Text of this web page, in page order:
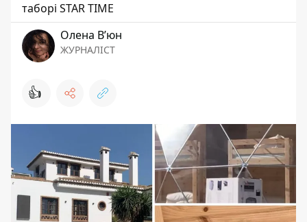
таборі STAR TIME
Олена Вʼюн
ЖУРНАЛІСТ
👍